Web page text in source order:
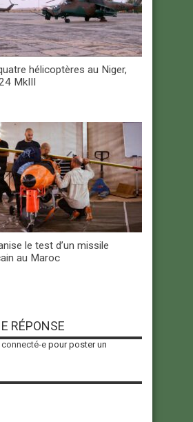
hélicoptères au Niger,
MkIII
le test d’un missile
au Maroc
RÉPONSE
connecté-e pour poster un